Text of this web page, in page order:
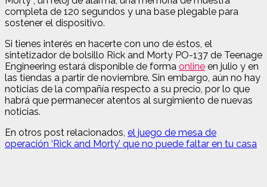
completa de 120 segundos y una base plegable para
sostener el dispositivo.
Si tienes interés en hacerte con uno de éstos, el
sintetizador de bolsillo Rick and Morty PO-137 de Teenage
Engineering estará disponible de forma online en julio y en
las tiendas a partir de noviembre. Sin embargo, aún no hay
noticias de la compañía respecto a su precio, por lo que
habrá que permanecer atentos al surgimiento de nuevas
noticias.
En otros post relacionados, el juego de mesa de
operación ‘Rick and Morty’ que no puede faltar en tu casa